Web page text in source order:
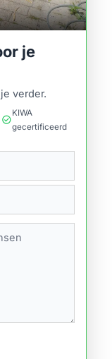
je
verder.
check_circle
KIWA
gecertificeerd